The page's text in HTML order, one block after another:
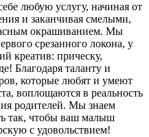
любую услугу, начиная от
и заканчивая смелыми,
окрашиванием. Мы
срезанного локона, у
креатив: прическу,
Благодаря таланту и
которые любят и умеют
воплощаются в реальность
родителей. Мы знаем
так, чтобы ваш малыш
с удовольствием!